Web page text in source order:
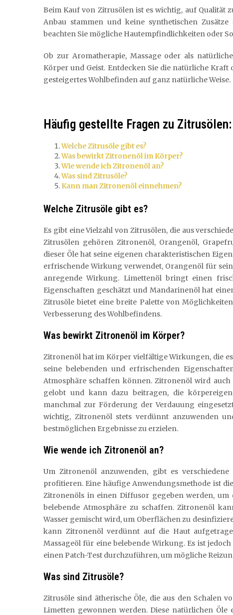
Beim Kauf von Zitrusölen ist es wichtig, auf Qualität
Anbau stammen und keine synthetischen
beachten Sie mögliche Hautempfindlichkeiten oder
Ob zur Aromatherapie, Massage oder als
Körper und Geist. Entdecken Sie die natürliche
gesteigertes Wohlbefinden auf ganz natürliche Weise.
Häufig gestellte Fragen zu
Welche Zitrusöle gibt es?
Was bewirkt Zitronenöl im Körper?
Wie wende ich Zitronenöl an?
Was sind Zitrusöle?
Kann man Zitronenöl einnehmen?
Welche Zitrusöle gibt es?
Es gibt eine Vielzahl von Zitrusölen, die aus
Zitrusölen gehören Zitronenöl, Orangenöl,
dieser Öle hat seine eigenen charakteristischen
erfrischende Wirkung verwendet, Orangenöl für
anregende Wirkung. Limettenöl bringt einen
Eigenschaften geschätzt und Mandarinenöl hat
Zitrusöle bietet eine breite Palette von
Verbesserung des Wohlbefindens.
Was bewirkt Zitronenöl im Körper?
Zitronenöl hat im Körper vielfältige Wirkungen, die
seine belebenden und erfrischenden
Atmosphäre schaffen können. Zitronenöl wird
gelobt und kann dazu beitragen, die
manchmal zur Förderung der Verdauung
wichtig, Zitronenöl stets verdünnt anzuwenden
bestmöglichen Ergebnisse zu erzielen.
Wie wende ich Zitronenöl an?
Um Zitronenöl anzuwenden, gibt es
profitieren. Eine häufige Anwendungsmethode ist
Zitronenöls in einen Diffusor gegeben werden,
belebende Atmosphäre zu schaffen. Zitronenöl
Wasser gemischt wird, um Oberflächen zu
kann Zitronenöl verdünnt auf die Haut
Massageöl für eine belebende Wirkung. Es ist
einen Patch-Test durchzuführen, um mögliche
Was sind Zitrusöle?
Zitrusöle sind ätherische Öle, die aus den Schalen
Limetten gewonnen werden. Diese natürlichen